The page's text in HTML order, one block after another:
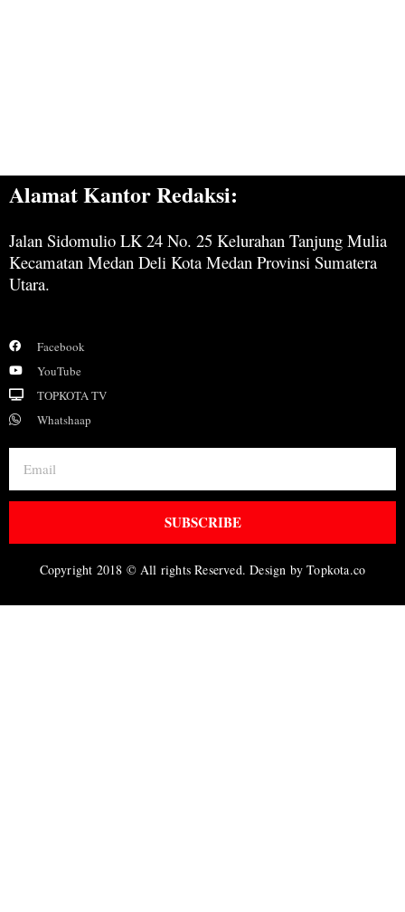
Alamat Kantor Redaksi:
Jalan Sidomulio LK 24 No. 25 Kelurahan Tanjung Mulia
Kecamatan Medan Deli Kota Medan Provinsi Sumatera
Utara.
Facebook
YouTube
TOPKOTA TV
Whatshaap
SUBSCRIBE
Copyright 2018 © All rights Reserved. Design by Topkota.co